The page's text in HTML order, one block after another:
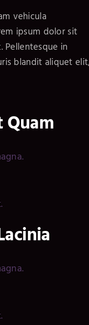
vehicula
ipsum dolor sit
Pellentesque in
blandit aliquet